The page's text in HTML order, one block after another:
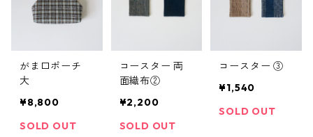
がま口ポーチ
大
¥8,800
SOLD OUT
コースター 両
面織布②
¥2,200
SOLD OUT
コースター ③
¥1,540
SOLD OUT